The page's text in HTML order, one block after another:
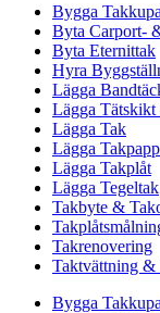
Bygga
Byta Carport-
Byta Eternittak
Hyra
Lägga
Lägga
Lägga Tak
Lägga
Lägga Takplåt
Lägga Tegeltak
Takbyte &
Takrenovering
Taktvättning &
Bygga